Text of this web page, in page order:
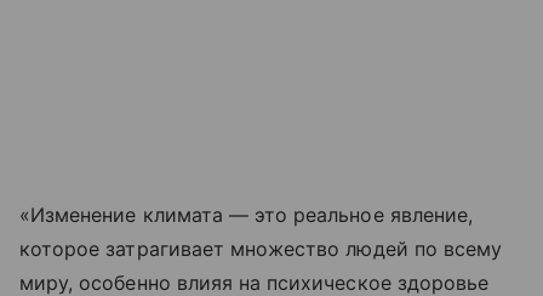
«Изменение климата — это реальное явление,
которое затрагивает множество людей по всему
миру, особенно влияя на психическое здоровье